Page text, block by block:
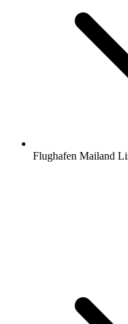
Flughafen Mailand